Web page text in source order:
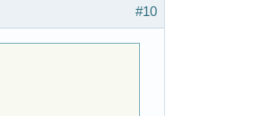
#10